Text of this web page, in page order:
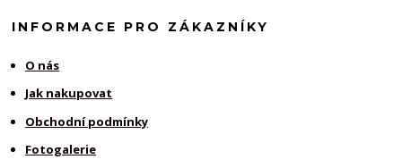
INFORMACE PRO ZÁKAZNÍKY
O nás
Jak nakupovat
Obchodní podmínky
Fotogalerie